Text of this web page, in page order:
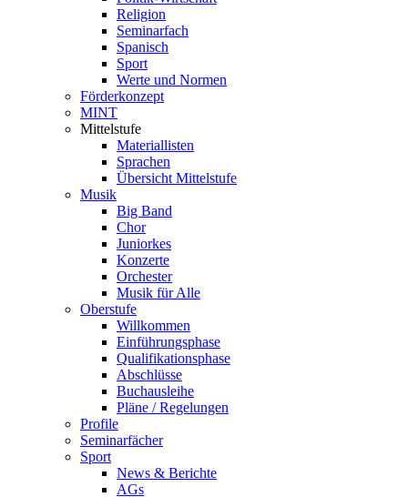
Religion
Seminarfach
Spanisch
Sport
Werte und Normen
Förderkonzept
MINT
Mittelstufe
Materiallisten
Sprachen
Übersicht Mittelstufe
Musik
Big Band
Chor
Juniorkes
Konzerte
Orchester
Musik für Alle
Oberstufe
Willkommen
Einführungsphase
Qualifikationsphase
Abschlüsse
Buchausleihe
Pläne / Regelungen
Profile
Seminarfächer
Sport
News & Berichte
AGs